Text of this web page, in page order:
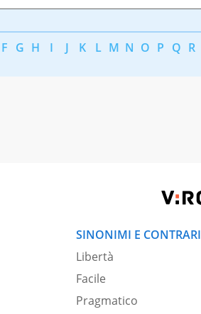
F G H I J K L M N O P Q R
SINONIMI E CONTRARI
Libertà
Facile
Pragmatico